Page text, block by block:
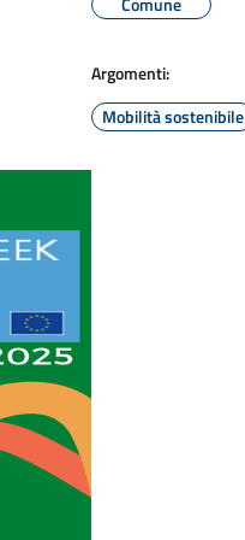
Argomenti:
Mobilità sostenibile